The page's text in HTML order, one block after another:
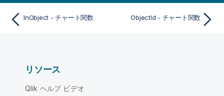
InObject - チャート関数 ObjectId - チャート関数
リソース
Qlik ヘルプ ビデオ